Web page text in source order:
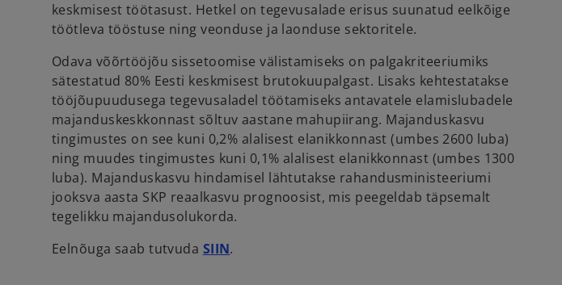
keskmisest töötasust. Hetkel on tegevusalade erisus suunatud eelkõige
töötleva tööstuse ning veonduse ja laonduse sektoritele.
Odava võõrtööjõu sissetoomise välistamiseks on palgakriteeriumiks
sätestatud 80% Eesti keskmisest brutokuupalgast. Lisaks kehtestatakse
tööjõupuudusega tegevusaladel töötamiseks antavatele elamislubadele
majanduskeskkonnast sõltuv aastane mahupiirang. Majanduskasvu
tingimustes on see kuni 0,2% alalisest elanikkonnast (umbes 2600 luba)
ning muudes tingimustes kuni 0,1% alalisest elanikkonnast (umbes 1300
luba). Majanduskasvu hindamisel lähtutakse rahandusministeeriumi
jooksva aasta SKP reaalkasvu prognoosist, mis peegeldab täpsemalt
tegelikku majandusolukorda.
Eelnõuga saab tutvuda SIIN.